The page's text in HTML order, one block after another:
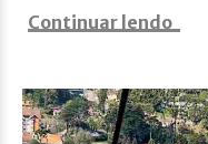
Continuar lendo